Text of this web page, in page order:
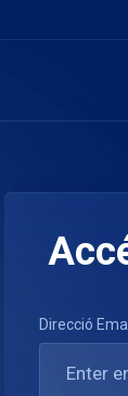
Direcció